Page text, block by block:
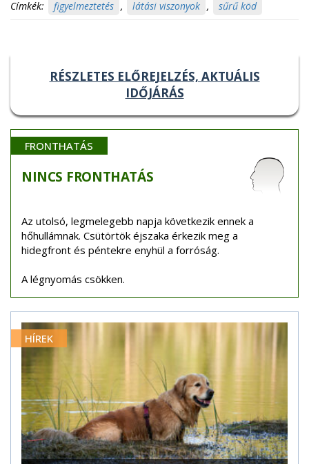
Címkék: figyelmeztetés , látási viszonyok , sűrű köd
RÉSZLETES ELŐREJELZÉS, AKTUÁLIS
IDŐJÁRÁS
FRONTHATÁS
NINCS FRONTHATÁS
Az utolsó, legmelegebb napja következik ennek a
hőhullámnak. Csütörtök éjszaka érkezik meg a
hidegfront és péntekre enyhül a forróság.
A légnyomás csökken.
HÍREK